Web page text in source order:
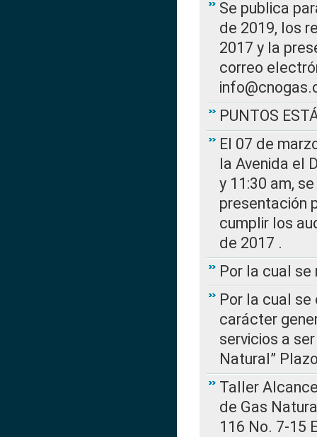
Se publica
de 2019, los
2017 y la
correo
PUNTOS
El 07 de
la Avenida el
y 11:30 am,
presentación
cumplir los
de 2017 .
Por la cual se
Por la cual
carácter
servicios a
Natural”
Taller
de Gas
116 No. 7-15